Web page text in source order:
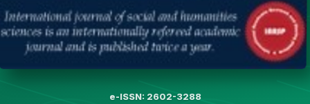
e-ISSN: 2602-3288